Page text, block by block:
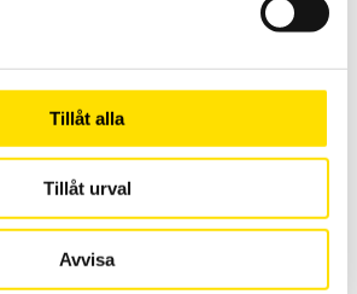
Tillåt alla
Tillåt urval
Avvisa
PE med 7-polig kontakt och öppen
ände
säker testning vid högspänningsprov.